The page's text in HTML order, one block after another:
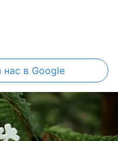
нас в Google